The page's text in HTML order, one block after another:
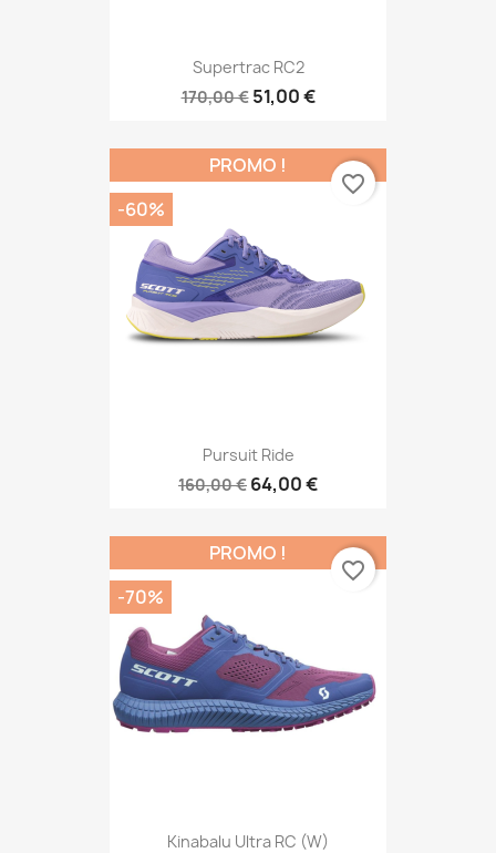
Supertrac RC2
170,00 € 51,00 €
Pursuit Ride
160,00 € 64,00 €
PROMO !
-60%
favorite_border
Kinabalu Ultra RC (W)
PROMO !
-70%
favorite_border